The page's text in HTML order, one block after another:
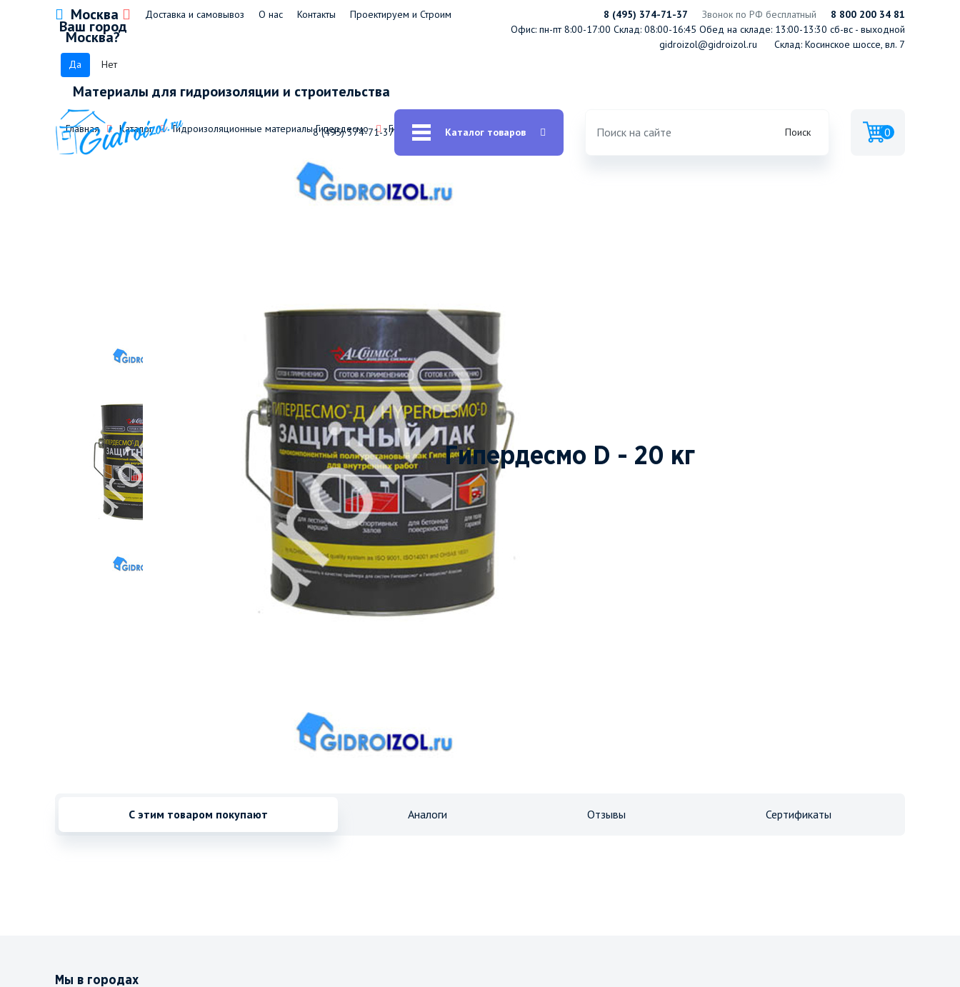
Москва
Ваш город
Москва?
Да Нет
Доставка и самовывоз О нас Контакты Проектируем и Строим
Материалы для гидроизоляции и строительства
8 (495) 374-71-37 Звонок по РФ бесплатный
8 800 200 34 81
Офис: пн-пт 8:00-17:00 Склад: 08:00-16:45 Обед на складе: 13:00-13:30 сб-вс - выходной
gidroizol@gidroizol.ru
Склад: Косинское шоссе, вл. 7
8 (495) 374-71-37 Каталог товаров Поиск 0
Главная Каталог Гидроизоляционные материалы Гипердесмо Гипердесмо D
Гипердесмо D - 20 кг
ПОД ЗАКАЗ
ЗАКАЗАТЬ
С этим товаром покупают Аналоги Отзывы Сертификаты
Мы в городах